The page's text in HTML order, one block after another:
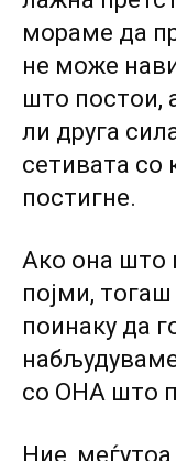
мораме да
не може
што постои,
ли друга
сетивата со
постигне.
Ако она што
појми,
поинаку да
со ОНА што
Ние,